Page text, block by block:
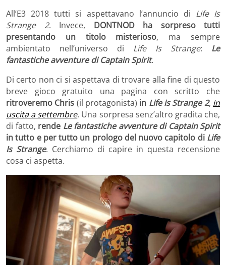
All’E3 2018 tutti si aspettavano l’annuncio di Life Is
Strange 2. Invece, DONTNOD ha sorpreso tutti
presentando un titolo misterioso, ma sempre
ambientato nell’universo di Life Is Strange: Le
fantastiche avventure di Captain Spirit.
Di certo non ci si aspettava di trovare alla fine di questo
breve gioco gratuito una pagina con scritto che
ritroveremo Chris (il protagonista) in Life is Strange 2, in
uscita a settembre. Una sorpresa senz’altro gradita che,
di fatto, rende Le fantastiche avventure di Captain Spirit
in tutto e per tutto un prologo del nuovo capitolo di Life
Is Strange. Cerchiamo di capire in questa recensione
cosa ci aspetta.